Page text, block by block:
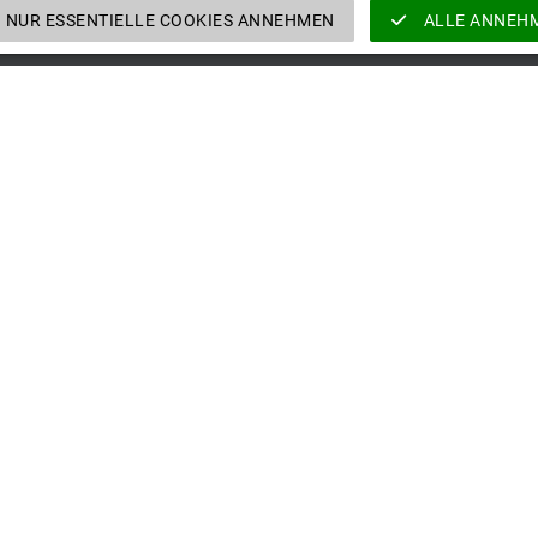
vertrieb@velomat.de
NUR ESSENTIELLE COOKIES ANNEHMEN ALLE